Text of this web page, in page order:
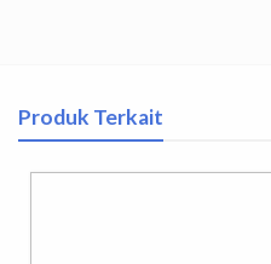
Produk Terkait